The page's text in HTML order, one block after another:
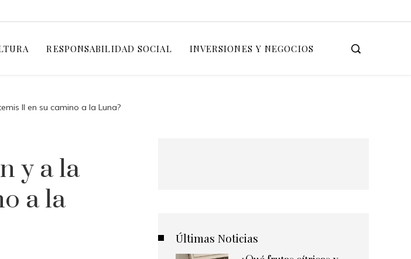
RESPONSABILIDAD SOCIAL INVERSIONES Y NEGOCIOS
II en su camino a la Luna?
y a la
a la
Últimas Noticias